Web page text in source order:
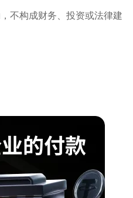
不构成财务、投资或法律建